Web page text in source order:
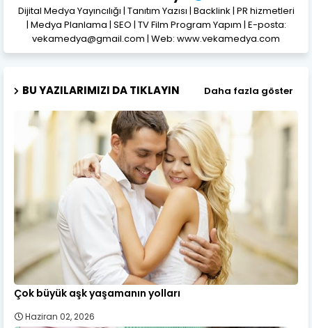
Dijital Medya Yayıncılığı | Tanıtım Yazısı | Backlink | PR hizmetleri
| Medya Planlama | SEO | TV Film Program Yapım | E-posta:
vekamedya@gmail.com | Web: www.vekamedya.com
BU YAZILARIMIZI DA TIKLAYIN Daha fazla göster
Çok büyük aşk yaşamanın yolları
Haziran 02, 2026